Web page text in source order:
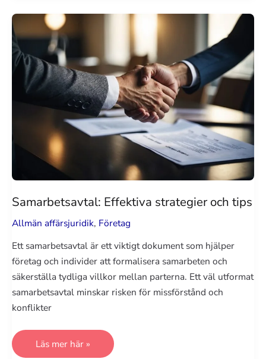
styrelsearbete
Samarbetsavtal: Effektiva strategier och tips
Allmän affärsjuridik, Företag
Ett samarbetsavtal är ett viktigt dokument som hjälper
företag och individer att formalisera samarbeten och
säkerställa tydliga villkor mellan parterna. Ett väl utformat
samarbetsavtal minskar risken för missförstånd och
konflikter
Samarbetsavtal:
Läs mer här »